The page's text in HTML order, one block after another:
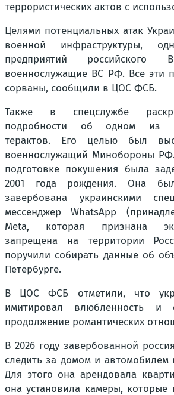
террористических актов с
Целями потенциальных атак
военной инфраструктуры,
предприятий
военнослужащие ВС РФ. Все эти
сорваны, сообщили в ЦОС ФСБ.
Также в спецслужбе
подробности об одном из
терактов. Его целью был
военнослужащий Минобороны
подготовке покушения была
2001 года рождения. Она
завербована украинскими
мессенджер WhatsApp
Meta, которая признана
запрещена на территории
поручили собирать данные об
Петербурге.
В ЦОС ФСБ отметили, что
имитировал влюбленность и
продолжение романтических
В 2026 году завербованной
следить за домом и автомобилем
Для этого она арендовала
она установила камеры, которые